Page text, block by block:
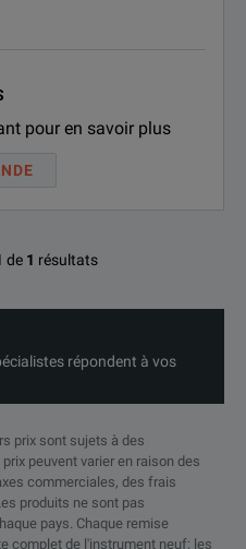
pour en savoir plus
de 1 résultats
répondent à vos
prix sont sujets à des
peuvent varier en raison des
commerciales, des frais
produits ne sont pas
pays. Chaque remise
complet de l'instrument neuf; les